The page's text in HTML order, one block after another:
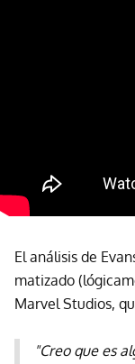
El análisis de
matizado
Marvel Studios,
"Creo que es